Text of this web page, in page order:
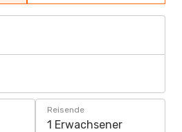
Reisende
1 Erwachsener